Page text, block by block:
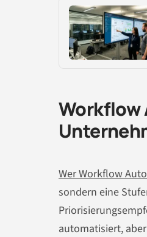
Workflow
Wer Workflow
sondern eine
automatisiert,